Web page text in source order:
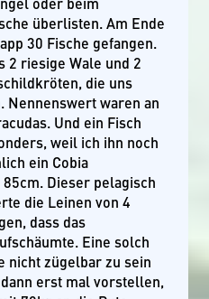
überlisten. Am Ende
30 Fische gefangen.
2 riesige Wale und 2
die uns
Nennenswert waren an
Und ein Fisch
weil ich ihn noch
ein Cobia
Dieser pelagisch
die Leinen von 4
dass das
Eine solch
nicht zügelbar zu sein
erst mal vorstellen,